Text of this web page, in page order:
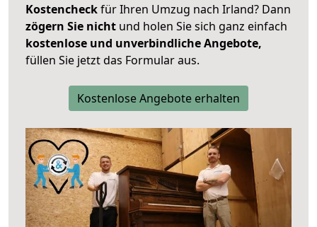
Kostencheckfür Ihren Umzug nach Irland? Dann
zögern Sie nicht und holen Sie sich ganz einfach
kostenlose und unverbindliche Angebote,
füllen Sie jetzt das Formular aus.
Kostenlose Angebote erhalten